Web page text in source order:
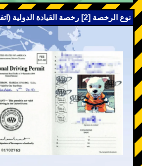
نوع الرخصة [2] رخصة القيادة الدولية (اتفاقية جنيف 1949)